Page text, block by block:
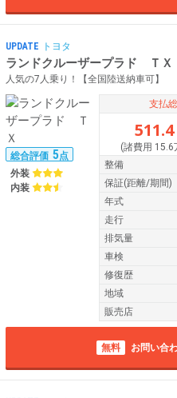
UPDATE トヨタ
ランドクルーザープラド ＴＸ
人気の7人乗り！【全国陸送納車可】
総合評価 5点
外装
内装
支払
511.4
(諸費用 15.6
整備
保証(距離/期間)
年式
走行
排気量
車検
修復歴
地域
販売店
無料 お問い合